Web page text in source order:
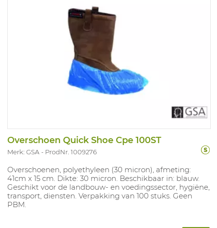
Overschoen Quick Shoe Cpe 100ST
Merk: GSA ProdNr. 1009276
Overschoenen, polyethyleen (30 micron), afmeting:
41cm x 15 cm. Dikte: 30 micron. Beschikbaar in: blauw.
Geschikt voor de landbouw- en voedingssector, hygiëne,
transport, diensten. Verpakking van 100 stuks. Geen
PBM.